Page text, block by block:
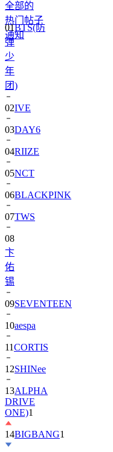
全部的
热门帖子
通知
01BTS(防
弹
少
年
团)
02IVE
03DAY6
04RIIZE
05NCT
06BLACKPINK
07TWS
08
卞
佑
锡
09
10aespa
11CORTIS
12SHINee
13ALPHA
DRIVE
ONE)1
14BIGBANG
15
朴